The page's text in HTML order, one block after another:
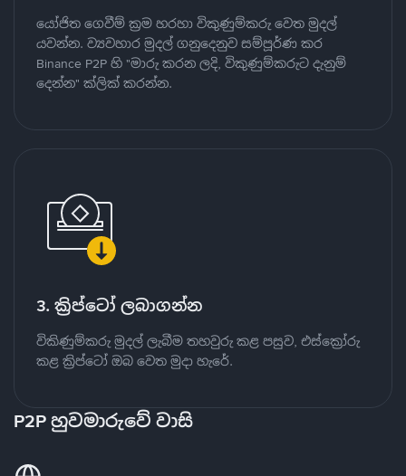
යෝජිත ගෙවීම් ක්‍රම හරහා විකුණුම්කරු වෙත මුදල්
යවන්න. ව්‍යවහාර මුදල් ගනුදෙනුව සම්පූර්ණ කර
Binance P2P හි "මාරු කරන ලදි, විකුණුම්කරුට දැනුම්
දෙන්න" ක්ලික් කරන්න.
3. ක්‍රිප්ටෝ ලබාගන්න
විකිණුම්කරු මුදල් ලැබීම තහවුරු කළ පසුව, එස්ක්‍රෝරු
කළ ක්‍රිප්ටෝ ඔබ වෙත මුදා හැරේ.
P2P හුවමාරුවේ වාසි